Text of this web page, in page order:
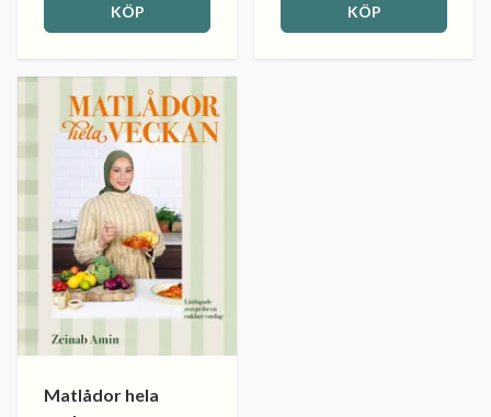
KÖP KÖP
Matlådor hela